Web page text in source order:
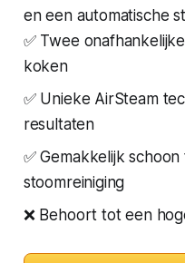
en een automatische
✅ Twee
koken
✅ Unieke AirSteam
resultaten
✅ Gemakkelijk
stoomreiniging
❌ Behoort tot een